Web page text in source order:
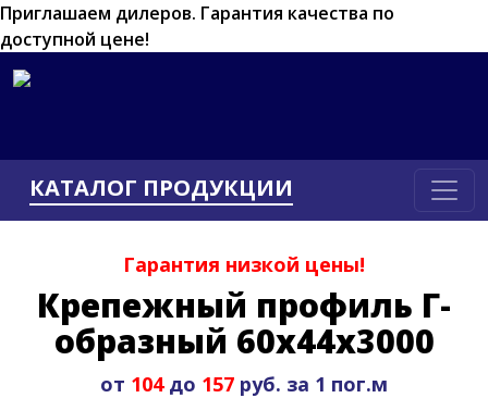
Приглашаем дилеров. Гарантия качества по
доступной цене!
КАТАЛОГ ПРОДУКЦИИ
Гарантия низкой цены!
Крепежный профиль Г-
образный 60х44х3000
от 104до 157 руб. за 1 пог.м